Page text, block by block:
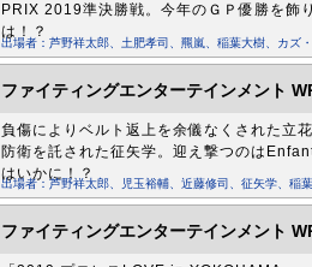
PRIX 2019準決勝戦。今年のＧＰ優勝を飾
は！？
出場者：芦野祥太郎、土肥孝司、羆嵐、稲葉大樹、カ
ファイティングエンターテインメント
負傷によりベルト返上を余儀なくされた立
防衛を託された征矢学。迎え撃つのは
はいかに！？
出場者：芦野祥太郎、児玉裕輔、近藤修司、征矢学、
ファイティングエンターテインメント